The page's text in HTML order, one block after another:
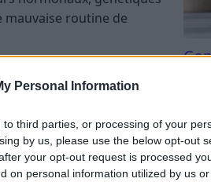
Personal Information
third parties, or processing of your
by us, please use the below opt-out
your opt-out request is processed
on personal information utilized by us
mauvaise routine de
de sébum et
grasse : cela peut
Tri
du